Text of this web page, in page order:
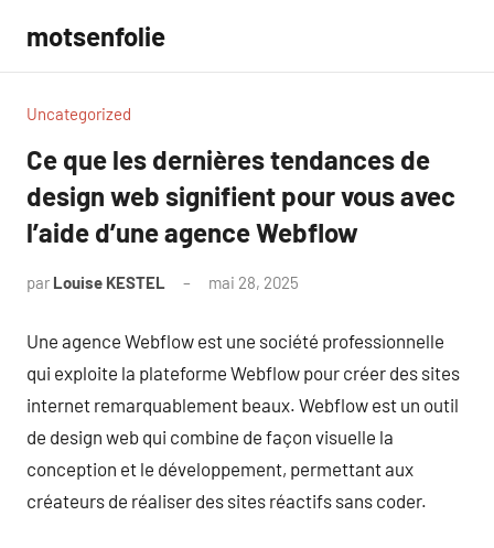
contenu
motsenfolie
Uncategorized
Ce que les dernières tendances de
design web signifient pour vous avec
l’aide d’une agence Webflow
par Louise KESTEL mai 28, 2025
Une agence Webflow est une société professionnelle
qui exploite la plateforme Webflow pour créer des sites
internet remarquablement beaux. Webflow est un outil
de design web qui combine de façon visuelle la
conception et le développement, permettant aux
créateurs de réaliser des sites réactifs sans coder.